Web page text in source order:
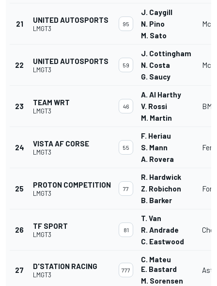
21 UNITED AUTOSPORTS
LMGT3
95
J. Caygill
N. Pino
M. Sato
22 UNITED AUTOSPORTS
LMGT3
59
J. Cottingham
N. Costa
G. Saucy
23 TEAM WRT
LMGT3
46
A. Al Harthy
V. Rossi
M. Martin
24 VISTA AF CORSE
LMGT3
55
F. Heriau
S. Mann
A. Rovera
25 PROTON COMPETITION
LMGT3
77
R. Hardwick
Z. Robichon
B. Barker
26 TF SPORT
LMGT3
81
T. Van
R. Andrade
C. Eastwood
27 D'STATION RACING
LMGT3
777
C. Mateu
E. Bastard
M. Sorensen